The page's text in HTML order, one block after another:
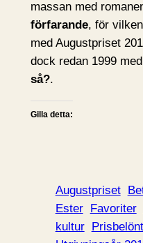
massan med
förfarande, för
med Augustpriset
dock redan 1999
så?.
Gilla detta:
Augustpriset
Ester
Favoriter
kultur
Prisbelönt